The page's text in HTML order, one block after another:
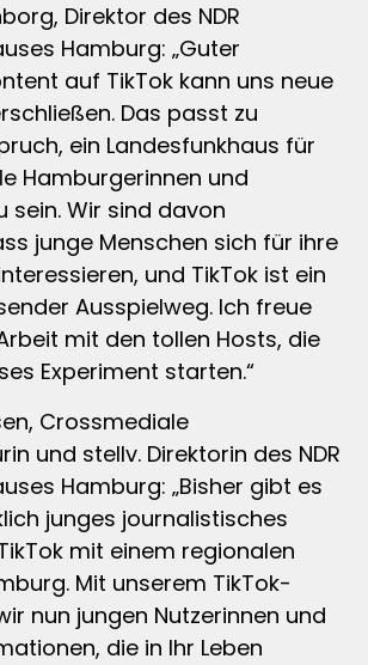
Direktor des NDR
Hamburg: „Guter
auf TikTok kann uns neue
Das passt zu
ein Landesfunkhaus für
Hamburgerinnen und
sein. Wir sind davon
junge Menschen sich für ihre
und TikTok ist ein
Ausspielweg. Ich freue
mit den tollen Hosts, die
Experiment starten.“
Crossmediale
und stellv. Direktorin des NDR
Hamburg: „Bisher gibt es
junges journalistisches
mit einem regionalen
Mit unserem TikTok-
nun jungen Nutzerinnen und
die in Ihr Leben